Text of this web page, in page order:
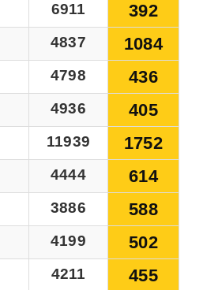
6911 392
4837 1084
4798 436
4936 405
11939 1752
4444 614
3886 588
4199 502
4211 455